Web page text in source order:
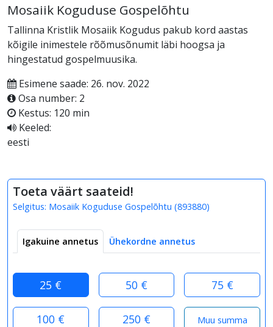
Mosaiik Koguduse Gospelõhtu
Tallinna Kristlik Mosaiik Kogudus pakub kord aastas
kõigile inimestele rõõmusõnumit läbi hoogsa ja
hingestatud gospelmuusika.
Esimene saade: 26. nov. 2022
Osa number: 2
Kestus: 120 min
Keeled:
eesti
Toeta väärt saateid!
Selgitus: Mosaiik Koguduse Gospelõhtu (893880)
Igakuine annetus Ühekordne annetus
25 € 50 € 75 €
100 € 250 €